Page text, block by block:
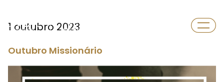
Departamento
Missões
1 outubro 2023
Outubro Missionário